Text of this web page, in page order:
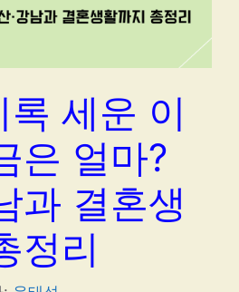
세운 이
은 얼마?
과 결혼생
정리